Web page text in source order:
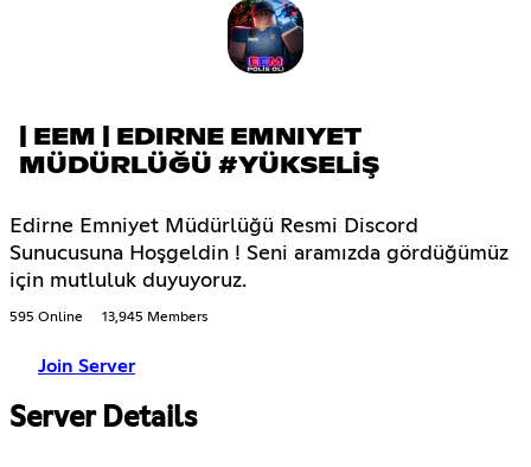
| EEM | EDIRNE EMNIYET
MÜDÜRLÜĞÜ #YÜKSELİŞ
Edirne Emniyet Müdürlüğü Resmi Discord
Sunucusuna Hoşgeldin ! Seni aramızda gördüğümüz
için mutluluk duyuyoruz.
595 Online 13,945 Members
Join Server
Server Details